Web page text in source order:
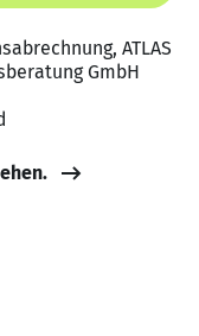
ATLAS
GmbH